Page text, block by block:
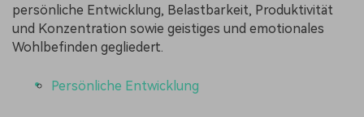
persönliche Entwicklung, Belastbarkeit, Produktivität
und Konzentration sowie geistiges und emotionales
Wohlbefinden gegliedert.
Persönliche Entwicklung